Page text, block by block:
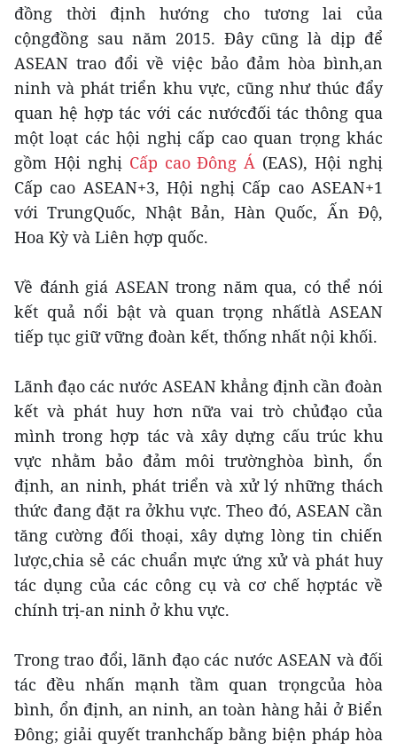
đồng thời định hướng cho tương lai của
cộngđồng sau năm 2015. Đây cũng là dịp để
ASEAN trao đổi về việc bảo đảm hòa bình,an
ninh và phát triển khu vực, cũng như thúc đẩy
quan hệ hợp tác với các nướcđối tác thông qua
một loạt các hội nghị cấp cao quan trọng khác
gồm Hội nghị Cấp cao Đông Á (EAS), Hội nghị
Cấp cao ASEAN+3, Hội nghị Cấp cao ASEAN+1
với TrungQuốc, Nhật Bản, Hàn Quốc, Ấn Độ,
Hoa Kỳ và Liên hợp quốc.
Về đánh giá ASEAN trong năm qua, có thể nói
kết quả nổi bật và quan trọng nhấtlà ASEAN
tiếp tục giữ vững đoàn kết, thống nhất nội khối.
Lãnh đạo các nước ASEAN khẳng định cần đoàn
kết và phát huy hơn nữa vai trò chủđạo của
mình trong hợp tác và xây dựng cấu trúc khu
vực nhằm bảo đảm môi trườnghòa bình, ổn
định, an ninh, phát triển và xử lý những thách
thức đang đặt ra ởkhu vực. Theo đó, ASEAN cần
tăng cường đối thoại, xây dựng lòng tin chiến
lược,chia sẻ các chuẩn mực ứng xử và phát huy
tác dụng của các công cụ và cơ chế hợptác về
chính trị-an ninh ở khu vực.
Trong trao đổi, lãnh đạo các nước ASEAN và đối
tác đều nhấn mạnh tầm quan trọngcủa hòa
bình, ổn định, an ninh, an toàn hàng hải ở Biển
Đông; giải quyết tranhchấp bằng biện pháp hòa